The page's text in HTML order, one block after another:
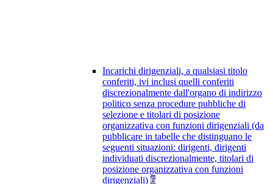
Incarichi dirigenziali, a qualsiasi titolo
conferiti, ivi inclusi quelli conferiti
discrezionalmente dall'organo di indirizzo
politico senza procedure pubbliche di
selezione e titolari di posizione
organizzativa con funzioni dirigenziali (da
pubblicare in tabelle che distinguano le
seguenti situazioni: dirigenti, dirigenti
individuati discrezionalmente, titolari di
posizione organizzativa con funzioni
dirigenziali) 6